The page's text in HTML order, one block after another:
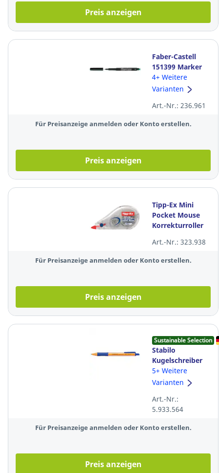
Preis anzeigen
Faber-Castell
151399 Marker
Multimark
permanent F
4+ Weitere
Varianten
Art.-Nr.: 236.961
Für Preisanzeige anmelden oder Konto erstellen.
Preis anzeigen
Tipp-Ex Mini
Pocket Mouse
Korrekturroller
6m, Gehäuse
transparent
Art.-Nr.: 323.938
Für Preisanzeige anmelden oder Konto erstellen.
Preis anzeigen
Sustainable Selection
Stabilo
Kugelschreiber
Pointball 6030,
Strichstärke:
5+ Weitere
Varianten
Art.-Nr.:
5.933.564
Für Preisanzeige anmelden oder Konto erstellen.
Preis anzeigen